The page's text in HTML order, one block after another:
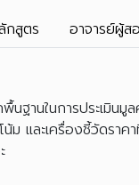
กสูตร อาจารย์ผู้ส
ฐานในการประเมิน
ม และเครื่องชี้วัดรา